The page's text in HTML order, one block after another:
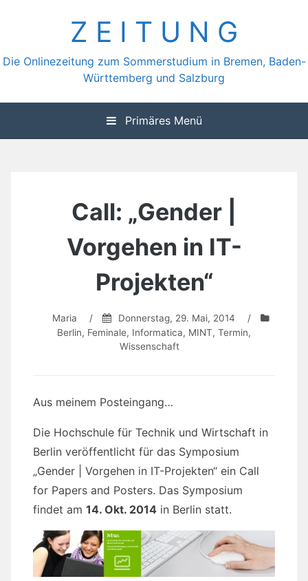
Z E I T U N G
Die Onlinezeitung zum Sommerstudium in Bremen, Baden-
Württemberg und Salzburg
Primäres Menü
Call: „Gender |
Vorgehen in IT-
Projekten“
Maria / Donnerstag, 29. Mai, 2014
/
Berlin, Feminale, Informatica, MINT, Termin,
Wissenschaft
Aus meinem Posteingang…
Die Hochschule für Technik und Wirtschaft in
Berlin veröffentlicht für das Symposium
„Gender | Vorgehen in IT-Projekten“ ein Call
for Papers and Posters. Das Symposium
findet am 14. Okt. 2014 in Berlin statt.